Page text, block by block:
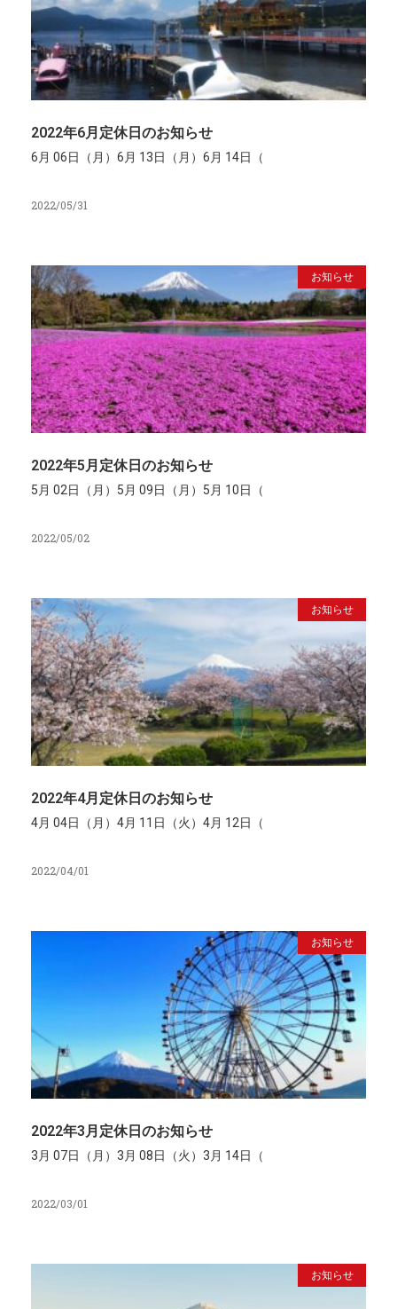
2022年6月定休日のお知らせ
6月 06日（月）6月 13日（月）6月 14日（
2022/05/31
お知らせ
2022年5月定休日のお知らせ
5月 02日（月）5月 09日（月）5月 10日（
2022/05/02
お知らせ
2022年4月定休日のお知らせ
4月 04日（月）4月 11日（火）4月 12日（
2022/04/01
お知らせ
2022年3月定休日のお知らせ
3月 07日（月）3月 08日（火）3月 14日（
2022/03/01
お知らせ